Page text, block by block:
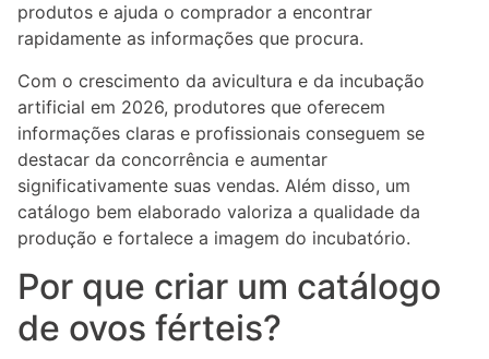
produtos e ajuda o comprador a encontrar
rapidamente as informações que procura.
Com o crescimento da avicultura e da incubação
artificial em 2026, produtores que oferecem
informações claras e profissionais conseguem se
destacar da concorrência e aumentar
significativamente suas vendas. Além disso, um
catálogo bem elaborado valoriza a qualidade da
produção e fortalece a imagem do incubatório.
Por que criar um catálogo
de ovos férteis?